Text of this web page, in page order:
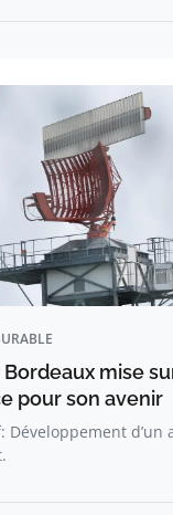
Bordeaux mise
pour son avenir
Développement